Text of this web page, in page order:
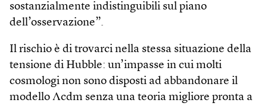
sostanzialmente indistinguibili sul piano
dell’osservazione”.
Il rischio è di trovarci nella stessa situazione della
tensione di Hubble: un’impasse in cui molti
cosmologi non sono disposti ad abbandonare il
modello Λcdm senza una teoria migliore pronta a